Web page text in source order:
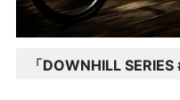
「DOWNHILL SERIES